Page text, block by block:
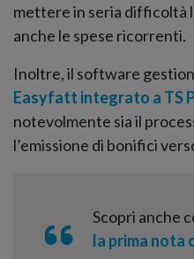
mettere in seria difficoltà
anche le spese ricorrenti.
Inoltre, il software
Easyfatt integrato a TS
notevolmente sia il
l’emissione di bonifici
Scopri anche
la prima nota